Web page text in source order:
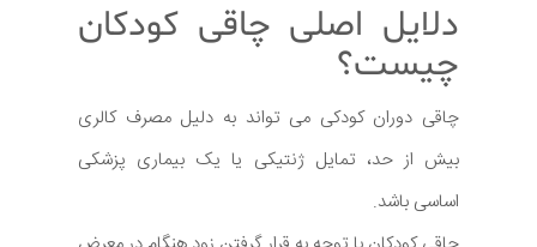
دلایل اصلی چاقی کودکان
چیست؟
چاقی دوران کودکی می تواند به دلیل مصرف کالری
بیش از حد، تمایل ژنتیکی یا یک بیماری پزشکی
اساسی باشد.